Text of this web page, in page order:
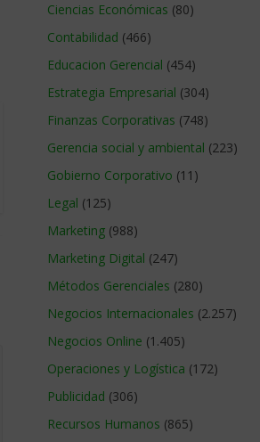
Ciencias Económicas (80)
Contabilidad (466)
Educacion Gerencial (454)
Estrategia Empresarial (304)
Finanzas Corporativas (748)
Gerencia social y ambiental (223)
Gobierno Corporativo (11)
Legal (125)
Marketing (988)
Marketing Digital (247)
Métodos Gerenciales (280)
Negocios Internacionales (2.257)
Negocios Online (1.405)
Operaciones y Logística (172)
Publicidad (306)
Recursos Humanos (865)